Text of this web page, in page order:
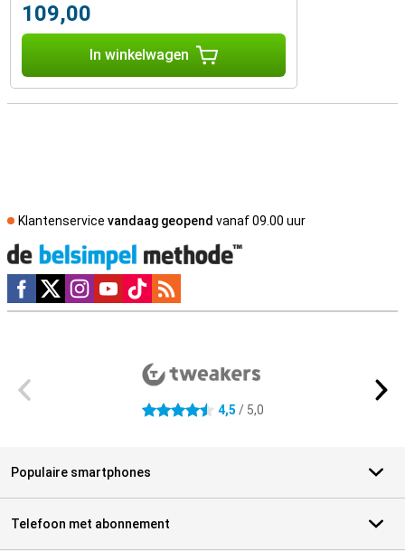
109,00
In winkelwagen
Klantenservice vandaag geopend vanaf 09.00 uur
Social media
4.5 sterren 4,5 / 5,0
Populaire smartphones
Telefoon met abonnement